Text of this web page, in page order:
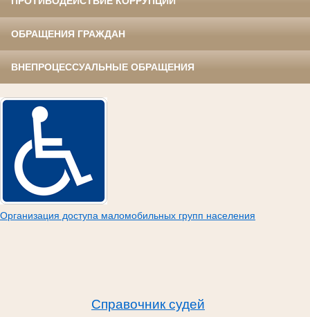
ОБРАЩЕНИЯ ГРАЖДАН
ВНЕПРОЦЕССУАЛЬНЫЕ ОБРАЩЕНИЯ
Организация доступа маломобильных групп населения
Справочник судей